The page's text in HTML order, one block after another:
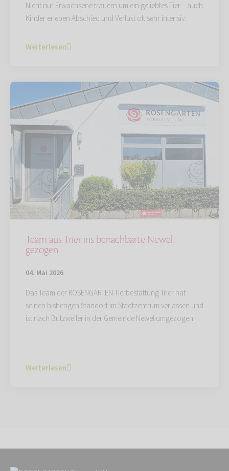
Nicht nur Erwachsene trauern um ein geliebtes Tier – auch
Kinder erleben Abschied und Verlust oft sehr intensiv.
Weiterlesen
Team aus Trier ins benachbarte Newel
gezogen
04. Mai 2026
Das Team der ROSENGARTEN-Tierbestattung Trier hat
seinen bisherigen Standort im Stadtzentrum verlassen und
ist nach Butzweiler in der Gemeinde Newel umgezogen.
Weiterlesen